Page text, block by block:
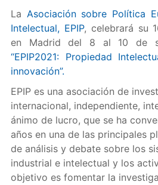
La Asociación sobre Política
Intelectual, EPIP, celebrará su
en Madrid del 8 al 10 de
“EPIP2021: Propiedad
innovación”.
EPIP es una asociación de
internacional, independiente,
ánimo de lucro, que se ha
años en una de las principales
de análisis y debate sobre los
industrial e intelectual y los
objetivo es fomentar la